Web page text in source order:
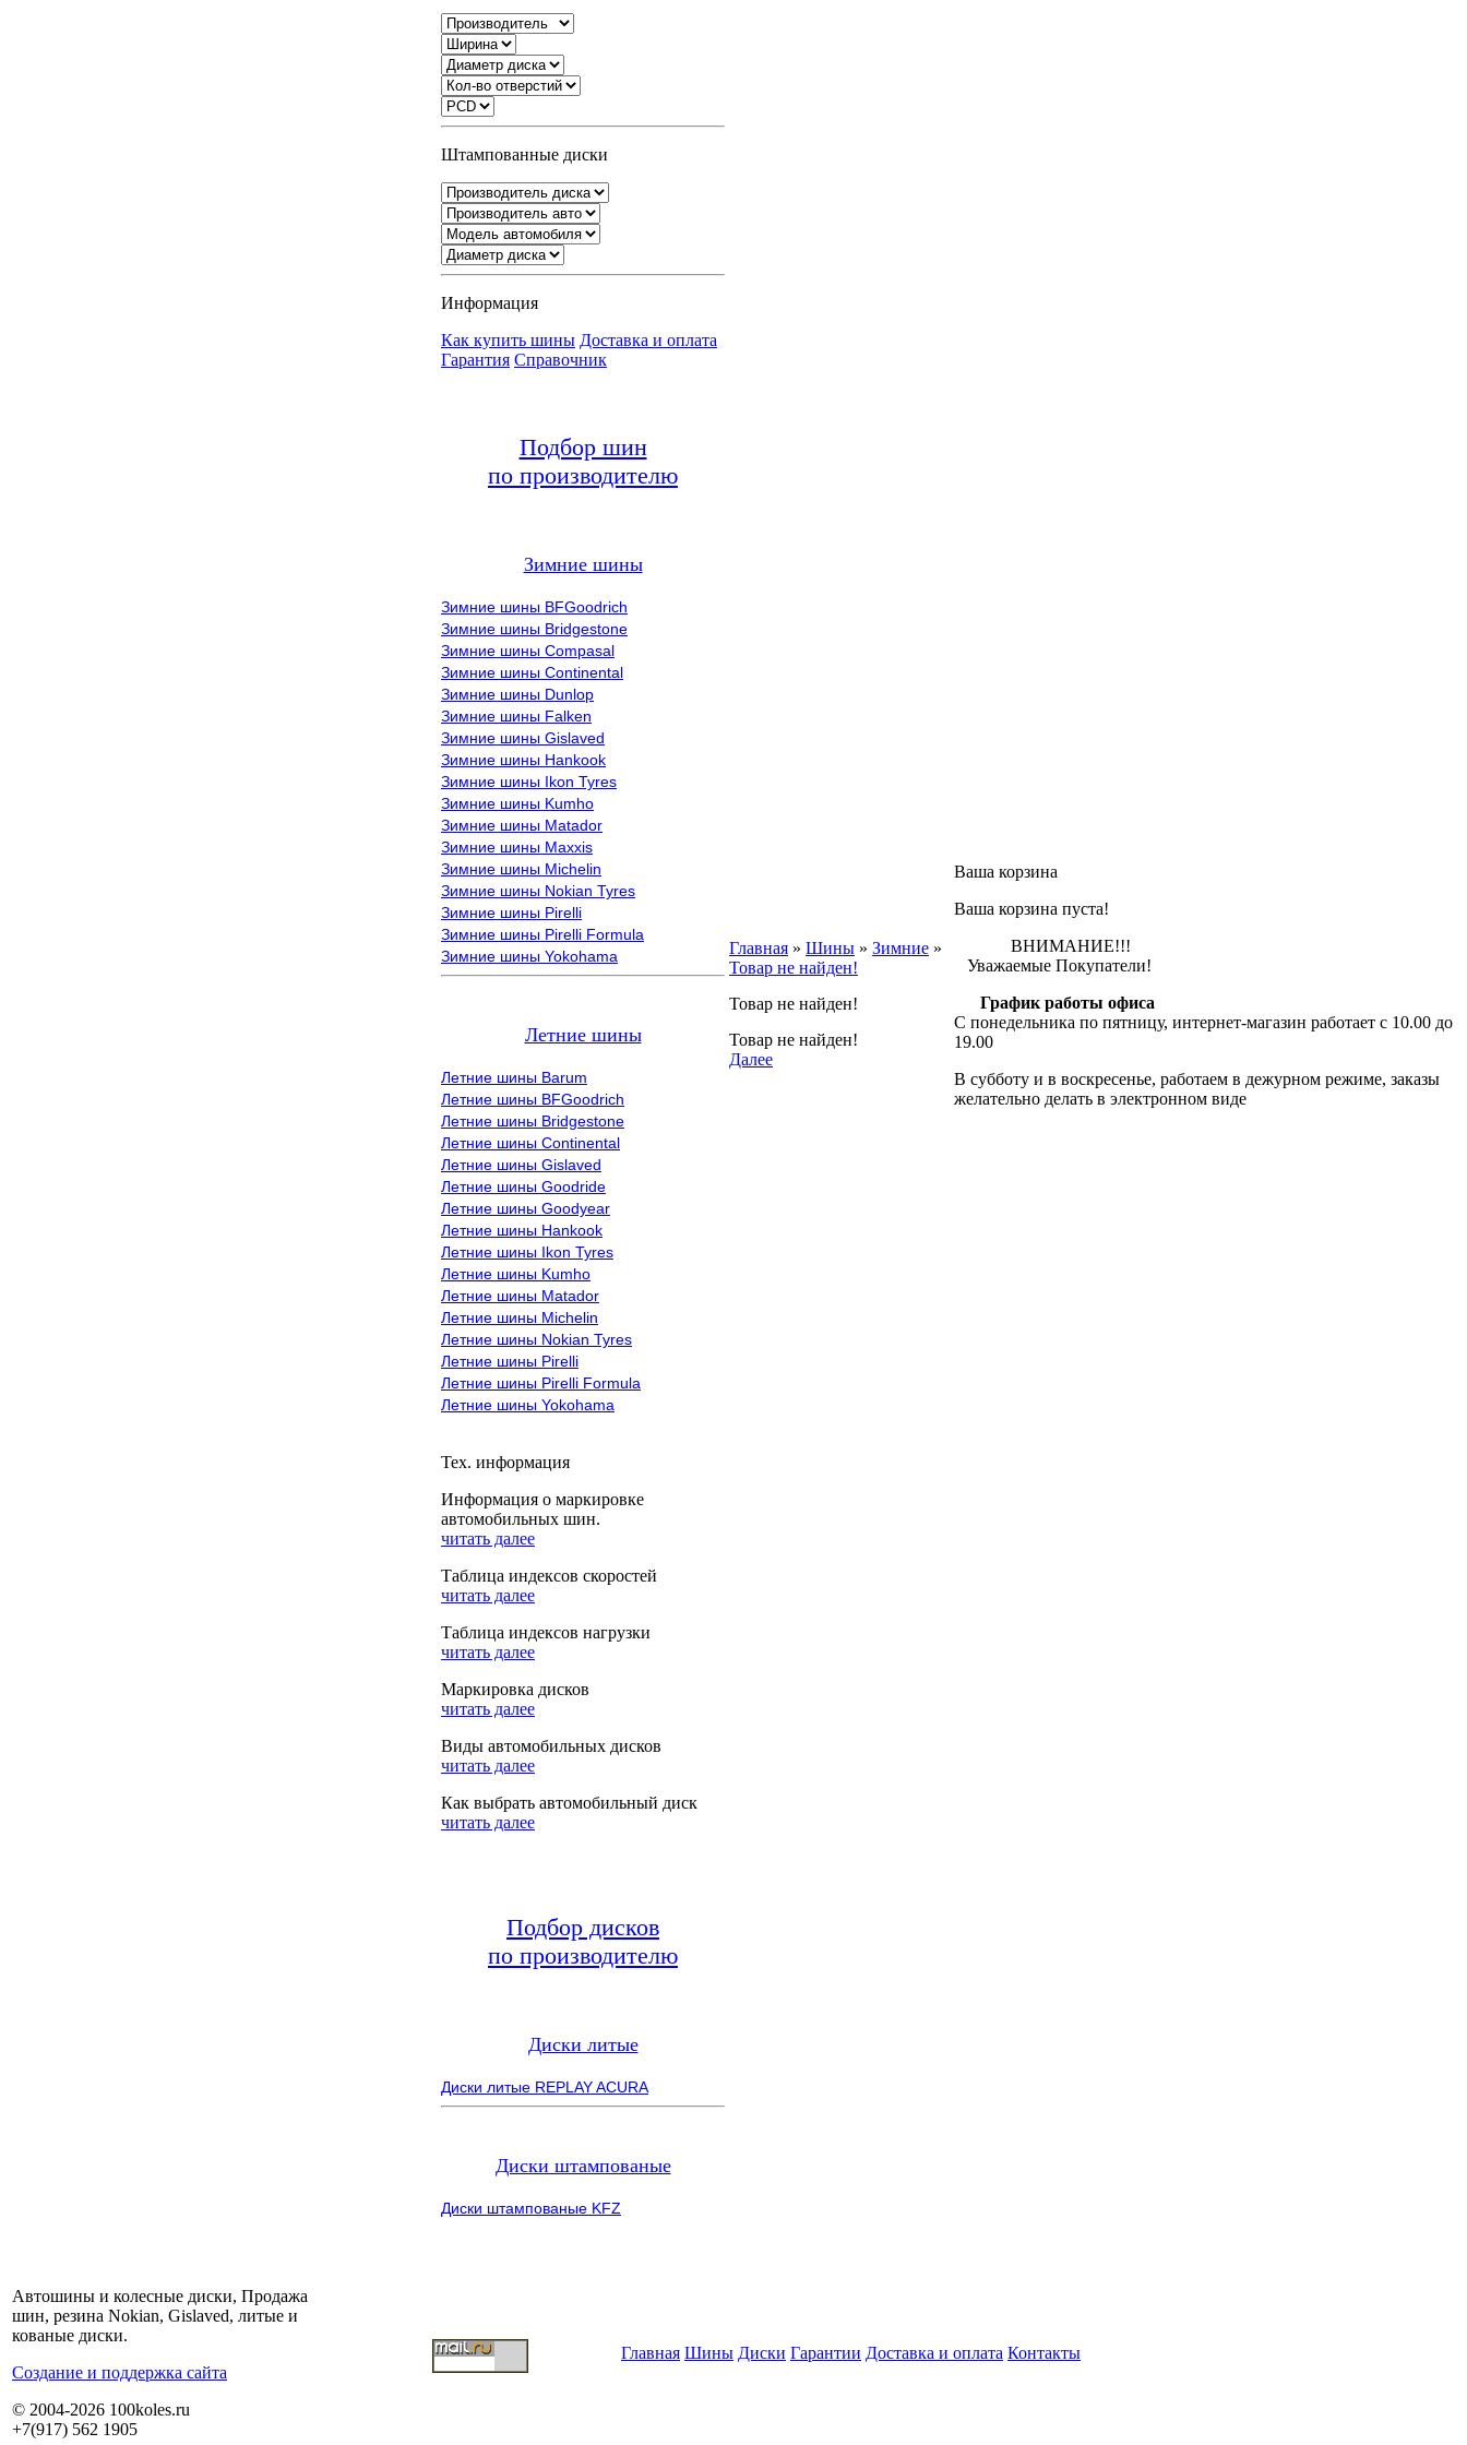
Штампованные диски
Информация
Как купить шины Доставка и оплата
Гарантия Справочник
Подбор шин
по производителю
Зимние шины
Зимние шины BFGoodrich
Зимние шины Bridgestone
Зимние шины Compasal
Зимние шины Continental
Зимние шины Dunlop
Зимние шины Falken
Зимние шины Gislaved
Зимние шины Hankook
Зимние шины Ikon Tyres
Зимние шины Kumho
Зимние шины Matador
Зимние шины Maxxis
Зимние шины Michelin
Зимние шины Nokian Tyres
Зимние шины Pirelli
Зимние шины Pirelli Formula
Зимние шины Yokohama
Летние шины
Летние шины Barum
Летние шины BFGoodrich
Летние шины Bridgestone
Летние шины Continental
Летние шины Gislaved
Летние шины Goodride
Летние шины Goodyear
Летние шины Hankook
Летние шины Ikon Tyres
Летние шины Kumho
Летние шины Matador
Летние шины Michelin
Летние шины Nokian Tyres
Летние шины Pirelli
Летние шины Pirelli Formula
Летние шины Yokohama
Тех. информация
Информация о маркировке
автомобильных шин.
читать далее
Таблица индексов скоростей
читать далее
Таблица индексов нагрузки
читать далее
Маркировка дисков
читать далее
Виды автомобильных дисков
читать далее
Как выбрать автомобильный диск
читать далее
Подбор дисков
по производителю
Диски литые
Диски литые REPLAY ACURA
Диски штампованые
Диски штампованые KFZ
Главная » Шины » Зимние »
Товар не найден!
Товар не найден!
Товар не найден!
Далее
Ваша корзина
Ваша корзина пуста!
ВНИМАНИЕ!!!
Уважаемые Покупатели!
График работы офиса
С понедельника по пятницу, интернет-магазин работает с 10.00 до
19.00
В субботу и в воскресенье, работаем в дежурном режиме, заказы
желательно делать в электронном виде
Автошины и колесные диски, Продажа
шин, резина Nokian, Gislaved, литые и
кованые диски.
Cоздание и поддержка сайта
© 2004-2026 100koles.ru
+7(917) 562 1905
Главная Шины Диски Гарантии Доставка и оплата Контакты